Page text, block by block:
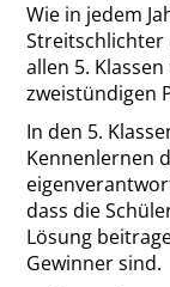
Wie in jedem
Streitschlichter
allen 5.
zweistündigen
In den 5.
Kennenlernen
dass die
Lösung
Gewinner sind.